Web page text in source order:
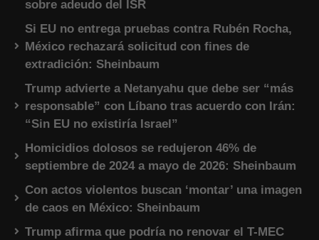
sobre adeudo del ISR
Si EU no entrega pruebas contra Rubén Rocha,
México rechazará solicitud con fines de
extradición: Sheinbaum
Trump advierte a Netanyahu que debe ser “más
responsable” con Líbano tras acuerdo con Irán:
“Sin EU no existiría Israel”
Homicidios dolosos se redujeron 46% de
septiembre de 2024 a mayo de 2026: Sheinbaum
Con actos violentos buscan ‘montar’ una imagen
de caos en México: Sheinbaum
Trump afirma que podría no renovar el T-MEC